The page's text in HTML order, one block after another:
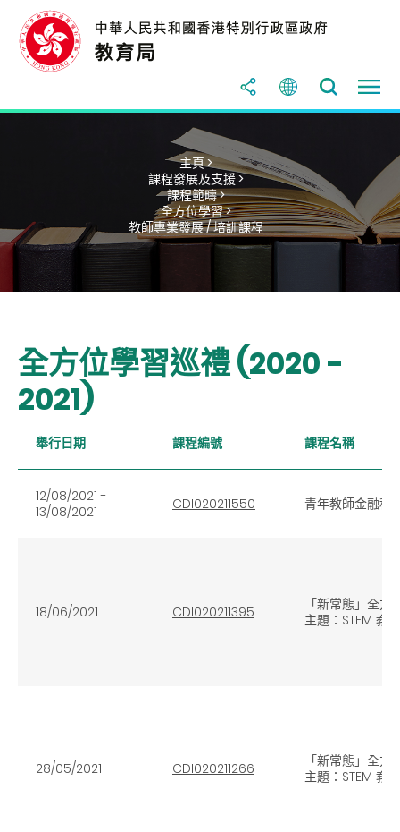
主頁 >
課程發展及支援 >
課程範疇 >
全方位學習 >
教師專業發展 / 培訓課程
全方位學習巡禮 (2020 -
2021)
舉行日期 課程編號 課程名稱
12/08/2021 -
13/08/2021
CDI020211550 青年教師金融科
18/06/2021 CDI020211395
「新常態」全
主題：STEM 教
28/05/2021 CDI020211266
「新常態」全
主題：STEM 教